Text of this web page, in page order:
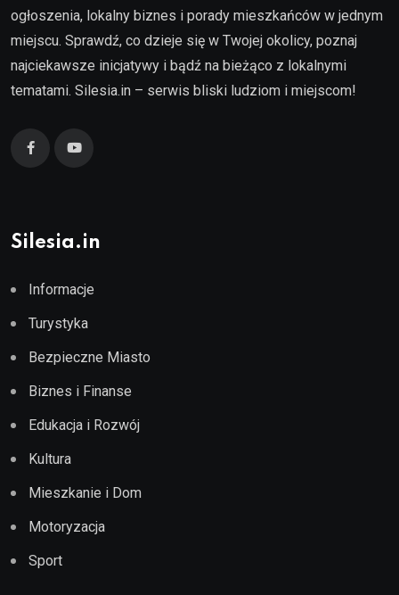
ogłoszenia, lokalny biznes i porady mieszkańców w jednym
miejscu. Sprawdź, co dzieje się w Twojej okolicy, poznaj
najciekawsze inicjatywy i bądź na bieżąco z lokalnymi
tematami. Silesia.in – serwis bliski ludziom i miejscom!
Silesia.in
Informacje
Turystyka
Bezpieczne Miasto
Biznes i Finanse
Edukacja i Rozwój
Kultura
Mieszkanie i Dom
Motoryzacja
Sport